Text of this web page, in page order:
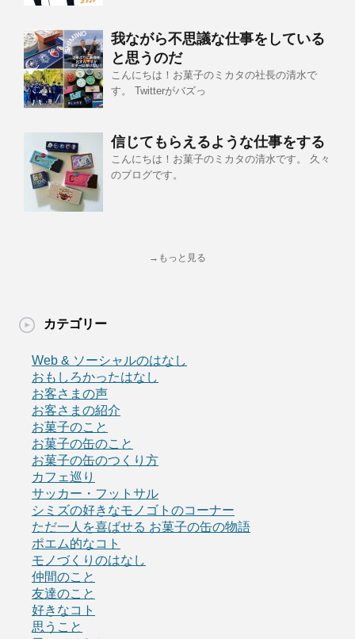
我ながら不思議な仕事をしている
と思うのだ
こんにちは！お菓子のミカタの社長の清水で
す。 Twitterがバズっ
信じてもらえるような仕事をする
こんにちは！お菓子のミカタの清水です。 久々
のブログです。
→もっと見る
カテゴリー
Web & ソーシャルのはなし
おもしろかったはなし
お客さまの声
お客さまの紹介
お菓子のこと
お菓子の缶のこと
お菓子の缶のつくり方
カフェ巡り
サッカー・フットサル
シミズの好きなモノゴトのコーナー
ただ一人を喜ばせる お菓子の缶の物語
ポエム的なコト
モノづくりのはなし
仲間のこと
友達のこと
好きなコト
思うこと